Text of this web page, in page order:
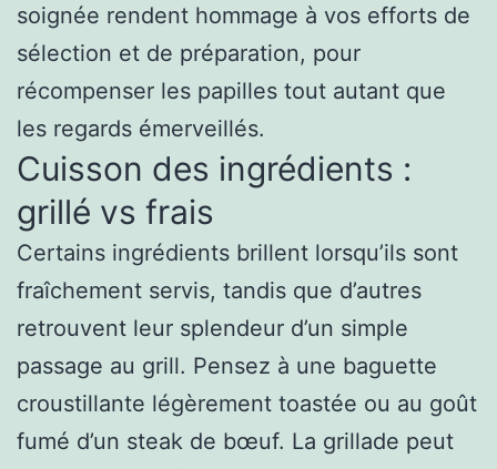
soignée rendent hommage à vos efforts de
sélection et de préparation, pour
récompenser les papilles tout autant que
les regards émerveillés.
Cuisson des ingrédients :
grillé vs frais
Certains ingrédients brillent lorsqu’ils sont
fraîchement servis, tandis que d’autres
retrouvent leur splendeur d’un simple
passage au grill. Pensez à une baguette
croustillante légèrement toastée ou au goût
fumé d’un steak de bœuf. La grillade peut